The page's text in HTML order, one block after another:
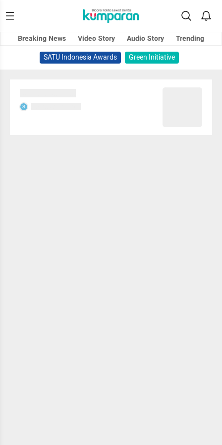
Breaking News Video Story Audio Story
Trending
SATU Indonesia Awards
Green Initiative
S